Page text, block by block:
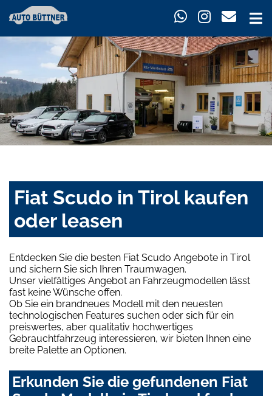
Fiat Scudo in Tirol kaufen
oder leasen
Entdecken Sie die besten Fiat Scudo Angebote in Tirol
und sichern Sie sich Ihren Traumwagen.
Unser vielfältiges Angebot an Fahrzeugmodellen lässt
fast keine Wünsche offen.
Ob Sie ein brandneues Modell mit den neuesten
technologischen Features suchen oder sich für ein
preiswertes, aber qualitativ hochwertiges
Gebrauchtfahrzeug interessieren, wir bieten Ihnen eine
breite Palette an Optionen.
Erkunden Sie die gefundenen Fiat